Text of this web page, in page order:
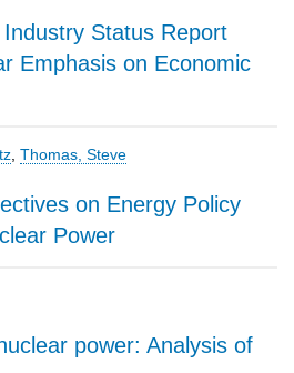
Status Report
Emphasis on Economic
, Thomas, Steve
on Energy Policy
Power
power: Analysis of